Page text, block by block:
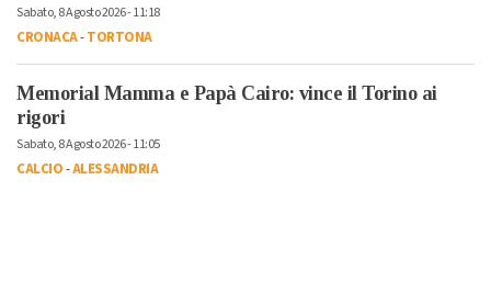
Sabato, 8 Agosto 2026 - 11:18
CRONACA-TORTONA
Memorial Mamma e Papà Cairo: vince il Torino ai
rigori
Sabato, 8 Agosto 2026 - 11:05
CALCIO-ALESSANDRIA